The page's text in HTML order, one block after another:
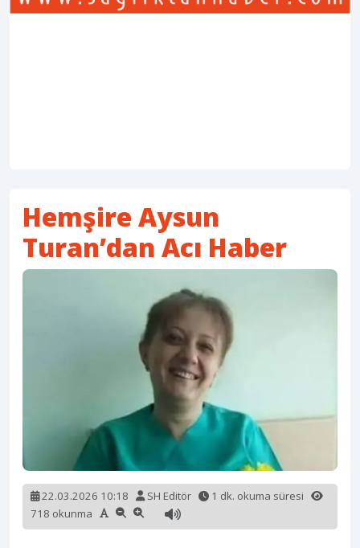
Hemşire Aysun
Turan’dan Acı Haber
22.03.2026 10:18 SH Editör
1 dk. okuma süresi
718 okunma